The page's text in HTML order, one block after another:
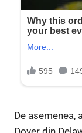
De asemenea,